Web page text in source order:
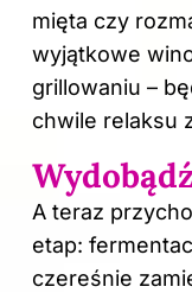
mięta czy
wyjątkowe
grillowaniu –
chwile relaksu
A teraz
etap:
czereśnie